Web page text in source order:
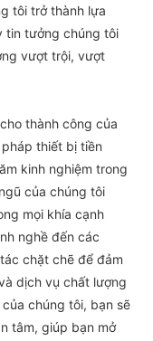
tôi trở thành lựa
tin tưởng chúng tôi
vượt trội, vượt
thành công của
thiết bị tiền
kinh nghiệm trong
của chúng tôi
mọi khía cạnh
nghề đến các
chặt chẽ để đảm
dịch vụ chất lượng
chúng tôi, bạn sẽ
tâm, giúp bạn mở